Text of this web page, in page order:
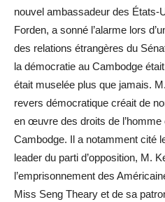
nouvel ambassadeur des États-
Forden, a sonné l’alarme lors
des relations étrangères du
la démocratie au Cambodge
était muselée plus que jamais.
revers démocratique créait de
en œuvre des droits de l’homme
Cambodge. Il a notamment cité
leader du parti d’opposition, M.
l’emprisonnement des
Miss Seng Theary et de sa